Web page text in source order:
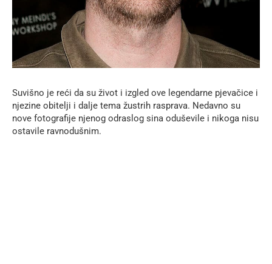
Suvišno je reći da su život i izgled ove legendarne pjevačice i
njezine obitelji i dalje tema žustrih rasprava. Nedavno su
nove fotografije njenog odraslog sina oduševile i nikoga nisu
ostavile ravnodušnim.